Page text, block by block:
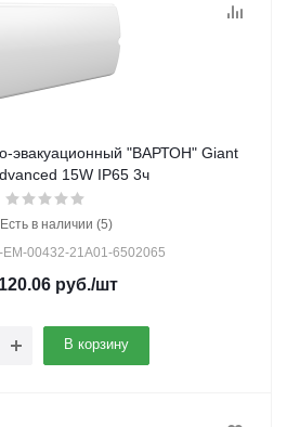
эвакуационный "ВАРТОН" Giant
15W IP65 3ч
Есть в наличии (5)
EM-00432-21A01-6502065
руб./шт
В корзину